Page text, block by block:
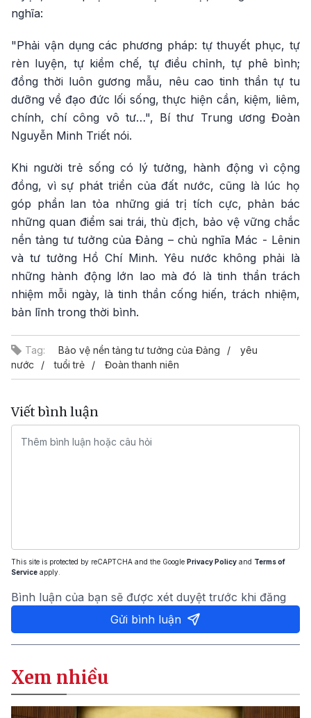
nghĩa:
"Phải vận dụng các phương pháp: tự thuyết phục, tự
rèn luyện, tự kiềm chế, tự điều chỉnh, tự phê bình;
đồng thời luôn gương mẫu, nêu cao tinh thần tự tu
dưỡng về đạo đức lối sống, thực hiện cần, kiệm, liêm,
chính, chí công vô tư…", Bí thư Trung ương Đoàn
Nguyễn Minh Triết nói.
Khi người trẻ sống có lý tưởng, hành động vì cộng
đồng, vì sự phát triển của đất nước, cũng là lúc họ
góp phần lan tỏa những giá trị tích cực, phản bác
những quan điểm sai trái, thù địch, bảo vệ vững chắc
nền tảng tư tưởng của Đảng – chủ nghĩa Mác - Lênin
và tư tưởng Hồ Chí Minh. Yêu nước không phải là
những hành động lớn lao mà đó là tinh thần trách
nhiệm mỗi ngày, là tinh thần cống hiến, trách nhiệm,
bản lĩnh trong thời bình.
Tag: Bảo vệ nền tảng tư tưởng của Đảng
yêu
nước
tuổi trẻ Đoàn thanh niên
Viết bình luận
This site is protected by reCAPTCHA and the Google Privacy Policy and Terms of
Service apply.
Bình luận của bạn sẽ được xét duyệt trước khi đăng
Gửi bình luận
Xem nhiều